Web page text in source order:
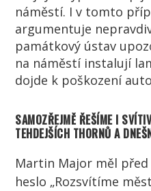
náměstí. I v tomto
argumentuje
památkový ústav
na náměstí instalují
dojde k poškození
SAMOZŘEJMĚ ŘEŠÍME I
TEHDEJŠÍCH THORNŮ A
Martin Major měl
heslo „Rozsvítíme